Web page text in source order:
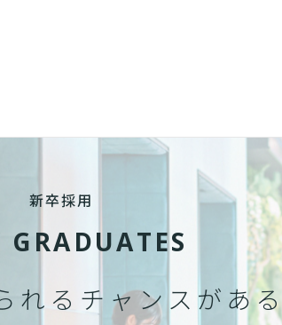
新卒採用
GRADUATES
れる チャンスがある